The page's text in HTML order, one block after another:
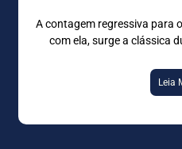
A contagem regressiva para
com ela, surge a clássica
Leia